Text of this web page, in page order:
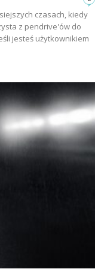
czasach, kiedy
z pendrive'ów do
jesteś użytkownikiem